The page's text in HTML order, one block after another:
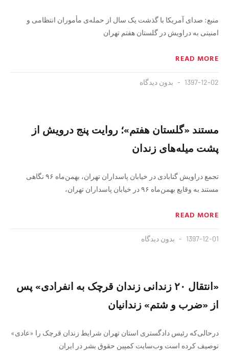
منبع: صدای آمریکا با گذشت یک سال از حمله‌ی مأموران انتظامی و
امنیتی به دراویش در گلستان هفتم تهران
READ MORE
1397-12-02 بدون دیدگاه
مستند «گلستان هفتم»؛ روایت پنج درویش از
پشت میله‌‌های زندان
تجمع دراویش گنابادی در خیابان پاسداران تهران، بهمن‌ماه ۹۶ نگاهی
مستند به وقایع بهمن‌ماه ۹۶ در خیابان پاسداران تهران،
READ MORE
1397-12-01 بدون دیدگاه
«انتقال ۲۰ زندانی زندان قرچک به انفرادی» پس
از «ضرب و شتم» زندانیان
درحالی‌که رئیس دادگستری استان تهران شرایط زندان قرچک را «عادی»
توصیف کرده است وب‌سایت‌ کمپین حقوق بشر در ایران